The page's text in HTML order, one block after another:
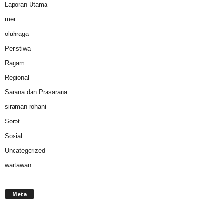
Laporan Utama
mei
olahraga
Peristiwa
Ragam
Regional
Sarana dan Prasarana
siraman rohani
Sorot
Sosial
Uncategorized
wartawan
Meta